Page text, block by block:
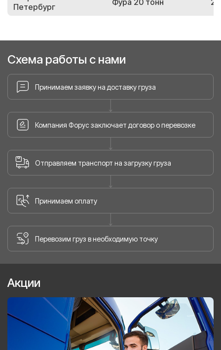
Петербург
Фура 20 тонн
Схема работы с нами
Принимаем заявку на доставку груза
Компания Форус заключает договор о перевозке
Отправляем транспорт на загрузку груза
Принимаем оплату
Перевозим груз в необходимую точку
Акции